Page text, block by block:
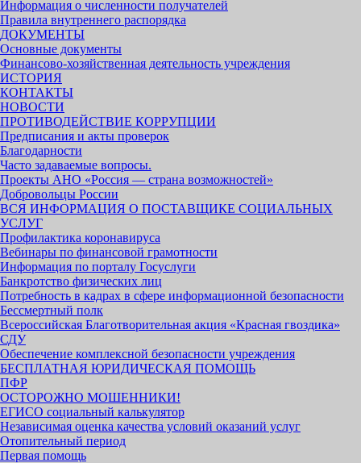
Информация о численности получателей
Правила внутреннего распорядка
ДОКУМЕНТЫ
Основные документы
Финансово-хозяйственная деятельность учреждения
ИСТОРИЯ
КОНТАКТЫ
НОВОСТИ
ПРОТИВОДЕЙСТВИЕ КОРРУПЦИИ
Предписания и акты проверок
Благодарности
Часто задаваемые вопросы.
Проекты АНО «Россия — страна возможностей»
Добровольцы России
ВСЯ ИНФОРМАЦИЯ О ПОСТАВЩИКЕ СОЦИАЛЬНЫХ
УСЛУГ
Профилактика коронавируса
Вебинары по финансовой грамотности
Информация по порталу Госуслуги
Банкротство физических лиц
Потребность в кадрах в сфере информационной безопасности
Бессмертный полк
Всероссийская Благотворительная акция «Красная гвоздика»
СДУ
Обеспечение комплексной безопасности учреждения
БЕСПЛАТНАЯ ЮРИДИЧЕСКАЯ ПОМОЩЬ
ПФР
ОСТОРОЖНО МОШЕННИКИ!
ЕГИСО социальный калькулятор
Независимая оценка качества условий оказаний услуг
Отопительный период
Первая помощь